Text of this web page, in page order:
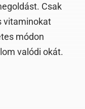
Csak
vitaminokat
módon
valódi okát.